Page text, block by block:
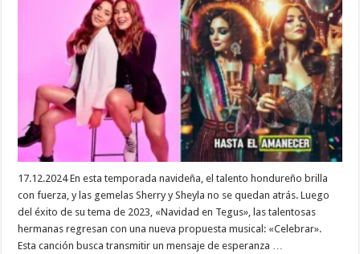
17.12.2024 En esta temporada navideña, el talento hondureño brilla
con fuerza, y las gemelas Sherry y Sheyla no se quedan atrás. Luego
del éxito de su tema de 2023, «Navidad en Tegus», las talentosas
hermanas regresan con una nueva propuesta musical: «Celebrar».
Esta canción busca transmitir un mensaje de esperanza …